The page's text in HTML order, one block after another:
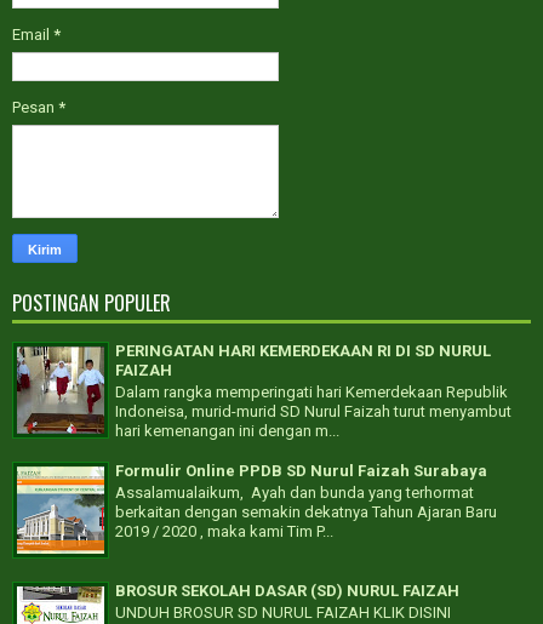
Email *
Pesan *
POSTINGAN POPULER
PERINGATAN HARI KEMERDEKAAN RI DI SD NURUL
FAIZAH
Dalam rangka memperingati hari Kemerdekaan Republik
Indoneisa, murid-murid SD Nurul Faizah turut menyambut
hari kemenangan ini dengan m...
Formulir Online PPDB SD Nurul Faizah Surabaya
Assalamualaikum, Ayah dan bunda yang terhormat
berkaitan dengan semakin dekatnya Tahun Ajaran Baru
2019 / 2020 , maka kami Tim P...
BROSUR SEKOLAH DASAR (SD) NURUL FAIZAH
UNDUH BROSUR SD NURUL FAIZAH KLIK DISINI